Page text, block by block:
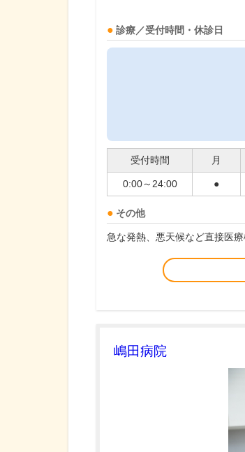
診療／受付時間・休診日
受付時間 月
0:00～24:00 ●
その他
急な発熱、悪天候など直接医
嶋田病院